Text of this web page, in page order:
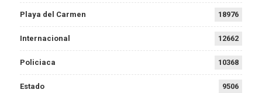
Playa del Carmen 18976
Internacional 12662
Policiaca 10368
Estado 9506